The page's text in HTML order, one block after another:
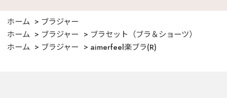
ホーム
ブラジャー
ホーム
ブラジャー
ブラセット（ブラ＆ショーツ）
ホーム
ブラジャー aimerfeel楽ブラ(R)